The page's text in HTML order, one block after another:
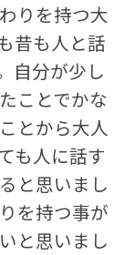
りを持つ大
昔も人と話
自分が少し
ことでかな
とから大人
も人に話す
と思いまし
を持つ事が
と思いまし